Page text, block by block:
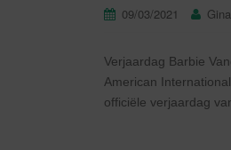
09/03/2021
Verjaardag Barbie
American
officiële verjaardag